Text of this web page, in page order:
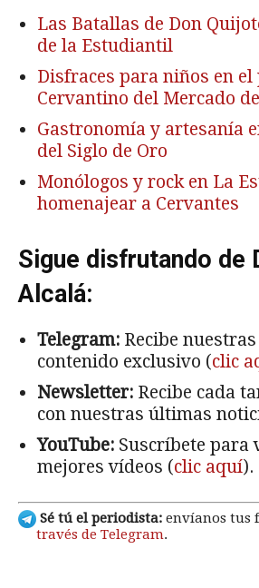
Las Batallas de Don
de la Estudiantil
Disfraces para niños en
Cervantino del Mercado
Gastronomía y artesanía
del Siglo de Oro
Monólogos y rock en La
homenajear a Cervantes
Sigue disfrutando de
Alcalá:
Telegram: Recibe
contenido exclusivo (clic
Newsletter: Recibe cada
con nuestras últimas
YouTube: Suscríbete para
mejores vídeos (clic aquí).
Sé tú el periodista: envíanos tus
través de Telegram.